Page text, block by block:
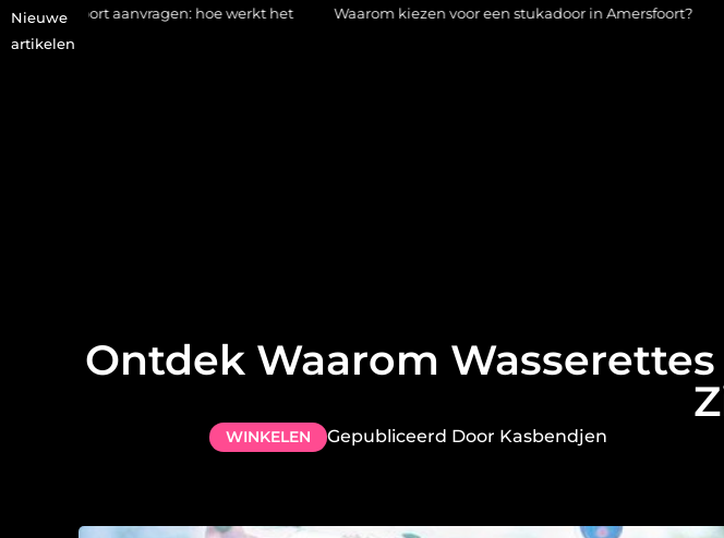
Nieuwe
artikelen
hoe werkt het Waarom kiezen voor een stukadoor in Amersfoort?
Ontdek Waarom
WINKELEN Gepubliceerd Door Kasbendjen